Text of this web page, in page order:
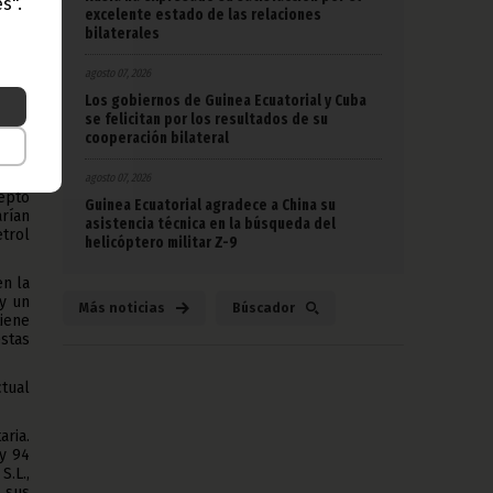
de
la
un
94
excelente estado de las relaciones
bilaterales
agosto 07, 2026
Los gobiernos de Guinea Ecuatorial y Cuba
se felicitan por los resultados de su
cooperación bilateral
agosto 07, 2026
Guinea Ecuatorial agradece a China su
asistencia técnica en la búsqueda del
helicóptero militar Z-9
Más noticias Búscador